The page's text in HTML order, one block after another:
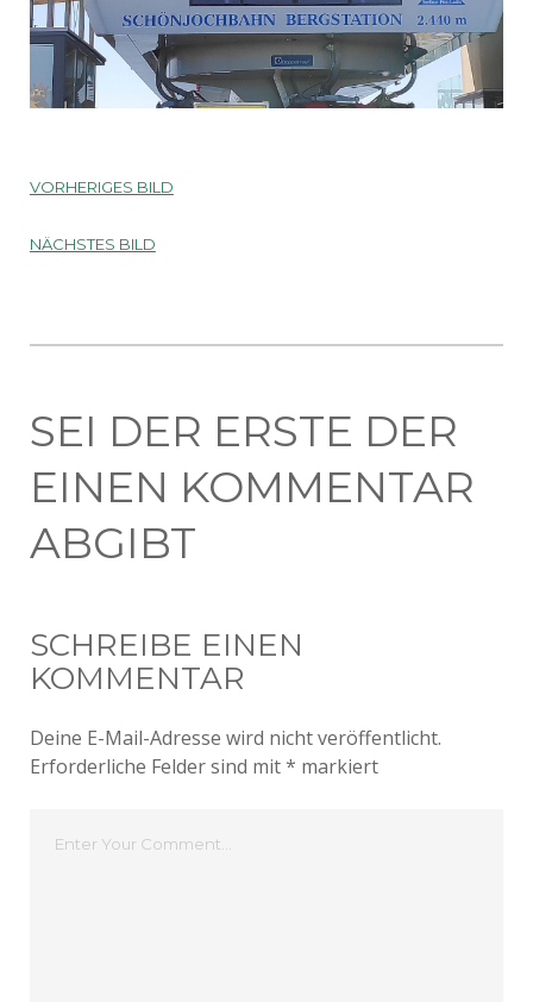
VORHERIGES BILD
NÄCHSTES BILD
SEI DER ERSTE DER
EINEN KOMMENTAR
ABGIBT
SCHREIBE EINEN
KOMMENTAR
Deine E-Mail-Adresse wird nicht veröffentlicht.
Erforderliche Felder sind mit* markiert
Kommentar